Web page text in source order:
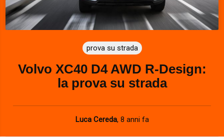
prova su strada
Volvo XC40 D4 AWD R-Design:
la prova su strada
Luca Cereda, 8 anni fa